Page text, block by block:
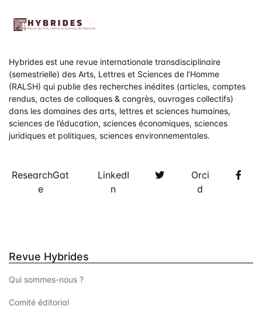
Hybrides est une revue internationale transdisciplinaire
(semestrielle) des Arts, Lettres et Sciences de l’Homme
(RALSH) qui publie des recherches inédites (articles, comptes
rendus, actes de colloques & congrès, ouvrages collectifs)
dans les domaines des arts, lettres et sciences humaines,
sciences de l’éducation, sciences économiques, sciences
juridiques et politiques, sciences environnementales.
ResearchGat
e
LinkedI
n
TwitterOrci
d
Revue Hybrides
Qui sommes-nous ?
Comité éditorial